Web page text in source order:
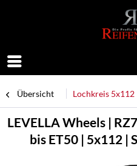
Übersicht Lochkreis 5x112
LEVELLA Wheels |
bis ET50 | 5x112 |